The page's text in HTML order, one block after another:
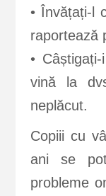
• Învățați-l
raportează
•
vină la
neplăcut.
Copiii cu
ani se
probleme